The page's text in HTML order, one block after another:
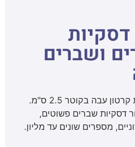
ושברים
דסקיות שברים פשוטים,
מספרים שונים עד מליון.